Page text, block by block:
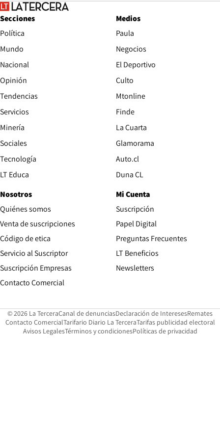
Secciones
Política
Mundo
Nacional
Opinión
Tendencias
Servicios
Minería
Sociales
Tecnología
LT Educa
Medios
Paula
Negocios
El Deportivo
Culto
Mtonline
Finde
La Cuarta
Glamorama
Auto.cl
Duna CL
Nosotros
Quiénes somos
Venta de suscripciones
Código de etica Opens in new window
Servicio al Suscriptor
Suscripción Empresas
Contacto Comercial
Mi Cuenta
Suscripción
Papel Digital
Preguntas Frecuentes
LT Beneficios
Newsletters
© 2026 La TerceraCanal de denunciasOpens in new window
Declaración de InteresesOpens in
Remates
Contacto ComercialOpens in new window
Tarifario Diario La TerceraOpens in new window
Tarifas publicidad electoral
Avisos LegalesOpens in new window
Términos y condicionesPolíticas de privacidad